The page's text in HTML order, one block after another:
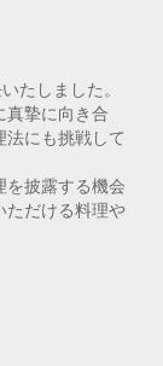
たしました。
真摯に向き合
にも挑戦して
を披露する機会
ただける料理や